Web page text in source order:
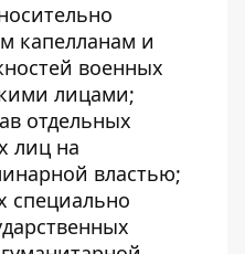
капелланам и
военных
лицами;
отдельных
лиц на
властью;
специально